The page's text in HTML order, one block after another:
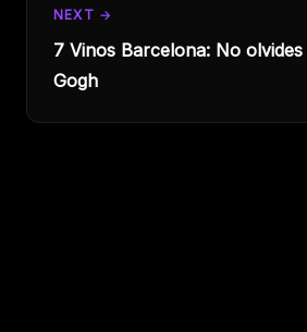
NEXT →
7 Vinos Barcelona: No
Gogh